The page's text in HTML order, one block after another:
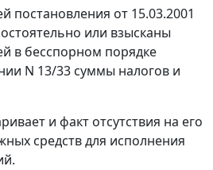
постановления от 15.03.2001
или взысканы
в бесспорном порядке
N 13/33 суммы налогов и
и факт отсутствия на его
средств для исполнения